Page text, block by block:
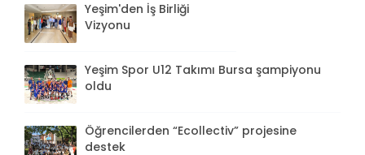
Yeşim'den İş Birliği
Vizyonu
Yeşim Spor U12 Takımı Bursa şampiyonu
oldu
Öğrencilerden “Ecollectiv” projesine
destek